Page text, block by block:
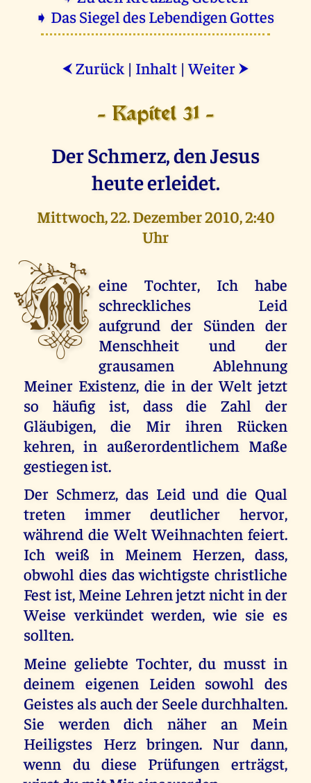
➧ Das Siegel des Lebendigen Gottes
⮜ Zurück | Inhalt |Weiter ⮞
- Kapitel 31 -
Der Schmerz, den Jesus
heute erleidet.
Mittwoch, 22. Dezember 2010, 2:40
Uhr
M eine Tochter, Ich habe
schreckliches Leid
aufgrund der Sünden der
Menschheit und der
grausamen Ablehnung
Meiner Existenz, die in der Welt jetzt
so häufig ist, dass die Zahl der
Gläubigen, die Mir ihren Rücken
kehren, in außerordentlichem Maße
gestiegen ist.
Der Schmerz, das Leid und die Qual
treten immer deutlicher hervor,
während die Welt Weihnachten feiert.
Ich weiß in Meinem Herzen, dass,
obwohl dies das wichtigste christliche
Fest ist, Meine Lehren jetzt nicht in der
Weise verkündet werden, wie sie es
sollten.
Meine geliebte Tochter, du musst in
deinem eigenen Leiden sowohl des
Geistes als auch der Seele durchhalten.
Sie werden dich näher an Mein
Heiligstes Herz bringen. Nur dann,
wenn du diese Prüfungen erträgst,